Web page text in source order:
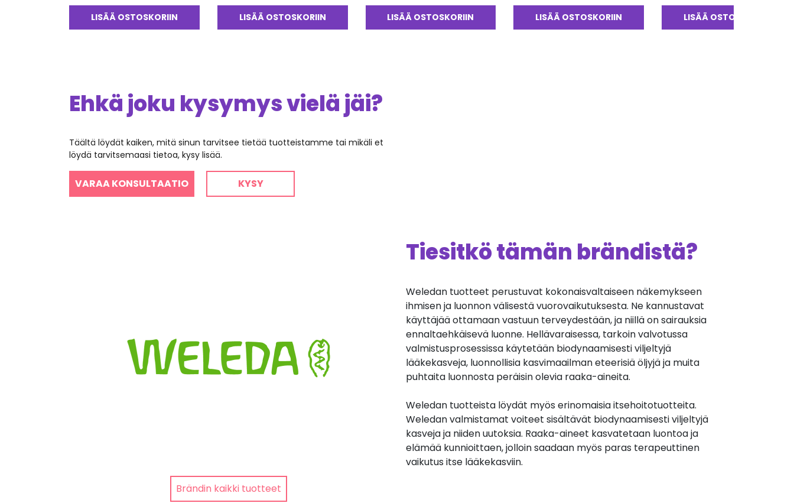
LISÄÄ OSTOSKORIIN LISÄÄ OSTOSKORIIN LISÄÄ OSTOSKORIIN LISÄÄ OSTOSKORIIN LISÄÄ OSTOSKORIIN
Ehkä joku kysymys vielä jäi?
Täältä löydät kaiken, mitä sinun tarvitsee tietää tuotteistamme tai mikäli et
löydä tarvitsemaasi tietoa, kysy lisää.
VARAA KONSULTAATIO KYSY
Brändin kaikki tuotteet
Tiesitkö tämän brändistä?
Weledan tuotteet perustuvat kokonaisvaltaiseen näkemykseen
ihmisen ja luonnon välisestä vuorovaikutuksesta. Ne kannustavat
käyttäjää ottamaan vastuun terveydestään, ja niillä on sairauksia
ennaltaehkäisevä luonne. Hellävaraisessa, tarkoin valvotussa
valmistusprosessissa käytetään biodynaamisesti viljeltyjä
lääkekasveja, luonnollisia kasvimaailman eteerisiä öljyjä ja muita
puhtaita luonnosta peräisin olevia raaka-aineita.
Weledan tuotteista löydät myös erinomaisia itsehoitotuotteita.
Weledan valmistamat voiteet sisältävät biodynaamisesti viljeltyjä
kasveja ja niiden uutoksia. Raaka-aineet kasvatetaan luontoa ja
elämää kunnioittaen, jolloin saadaan myös paras terapeuttinen
vaikutus itse lääkekasviin.